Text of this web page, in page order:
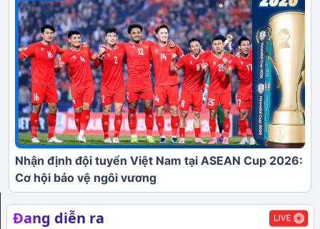
Nhận định đội tuyển Việt Nam tại ASEAN Cup 2026:
Cơ hội bảo vệ ngôi vương
Đang diễn ra